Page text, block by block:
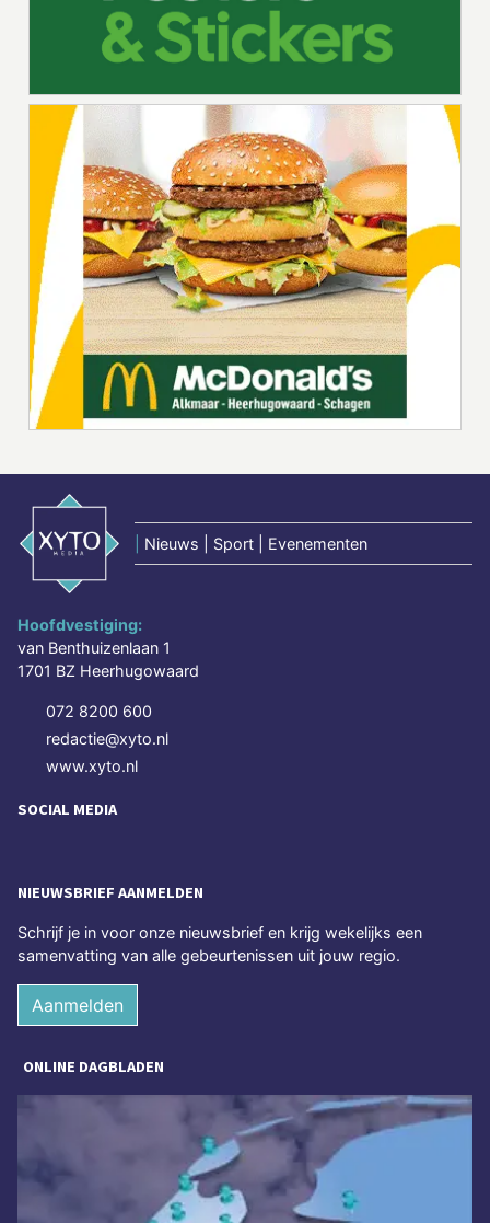
Nieuws | Sport | Evenementen
Hoofdvestiging:
van Benthuizenlaan 1
1701 BZ Heerhugowaard
072 8200 600
redactie@xyto.nl
www.xyto.nl
SOCIAL MEDIA
NIEUWSBRIEF AANMELDEN
Schrijf je in voor onze nieuwsbrief en krijg wekelijks een
samenvatting van alle gebeurtenissen uit jouw regio.
Aanmelden
ONLINE DAGBLADEN